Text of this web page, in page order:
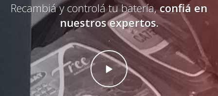
Recambiá y controlá tu batería,confiá en
nuestros expertos.
.